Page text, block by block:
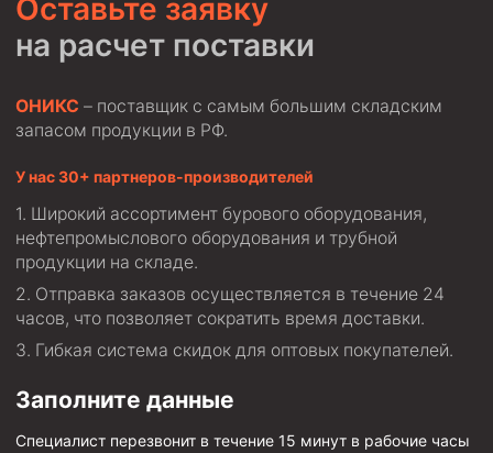
Пробки цементировочные
Скребки корончатые СК и тросовые СТ
Центраторы колонные
Герметизаторы устьевые
Башмаки колонные
Инструмент для бурения и КРС (ловильный, аварийный)
Перья для резки кабеля
Шаблоны колонные
Перья гидромониторные
Пауки механические
Желонки
Оставьте заявку
на расчет поставки
ОНИКС – поставщик с самым большим складским
запасом продукции в РФ.
У нас 30+ партнеров-производителей
Широкий ассортимент бурового оборудования,
нефтепромыслового оборудования и трубной
продукции на складе.
Отправка заказов осуществляется в течение 24
часов, что позволяет сократить время доставки.
Гибкая система скидок для оптовых покупателей.
Заполните данные
Специалист перезвонит в течение 15 минут в рабочие часы